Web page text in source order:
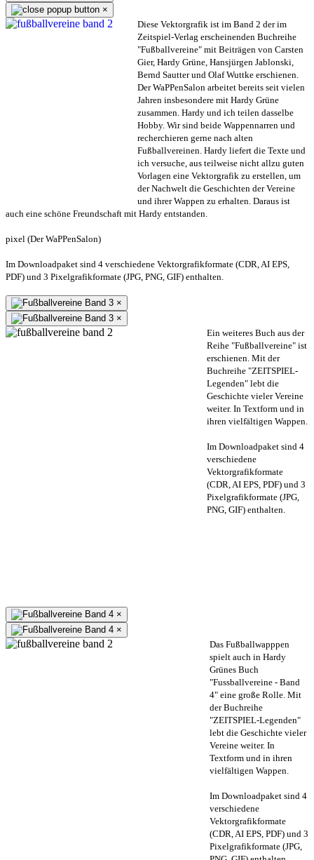
×
Diese Vektorgrafik ist im Band 2 der im
Zeitspiel-Verlag erscheinenden Buchreihe
"Fußballvereine" mit Beiträgen von Carsten
Gier, Hardy Grüne, Hansjürgen Jablonski,
Bernd Sautter und Olaf Wuttke erschienen.
Der WaPPenSalon arbeitet bereits seit vielen
Jahren insbesondere mit Hardy Grüne
zusammen. Hardy und ich teilen dasselbe
Hobby. Wir sind beide Wappennarren und
recherchieren gerne nach alten
Fußballvereinen. Hardy liefert die Texte und
ich versuche, aus teilweise nicht allzu guten
Vorlagen eine Vektorgrafik zu erstellen, um
der Nachwelt die Geschichten der Vereine
und ihrer Wappen zu erhalten. Daraus ist
auch eine schöne Freundschaft mit Hardy entstanden.
pixel (Der WaPPenSalon)
Im Downloadpaket sind 4 verschiedene Vektorgrafikformate (CDR, AI EPS,
PDF) und 3 Pixelgrafikformate (JPG, PNG, GIF) enthalten.
×
×
Ein weiteres Buch aus der
Reihe "Fußballvereine" ist
erschienen. Mit der
Buchreihe "ZEITSPIEL-
Legenden" lebt die
Geschichte vieler Vereine
weiter. In Textform und in
ihren vielfältigen Wappen.
Im Downloadpaket sind 4
verschiedene
Vektorgrafikformate
(CDR, AI EPS, PDF) und 3
Pixelgrafikformate (JPG,
PNG, GIF) enthalten.
×
×
Das Fußballwapppen
spielt auch in Hardy
Grünes Buch
"Fussballvereine - Band
4" eine große Rolle. Mit
der Buchreihe
"ZEITSPIEL-Legenden"
lebt die Geschichte vieler
Vereine weiter. In
Textform und in ihren
vielfältigen Wappen.
Im Downloadpaket sind 4
verschiedene
Vektorgrafikformate
(CDR, AI EPS, PDF) und 3
Pixelgrafikformate (JPG,